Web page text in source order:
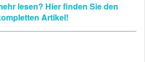
lesen? Hier finden Sie den
Artikel!